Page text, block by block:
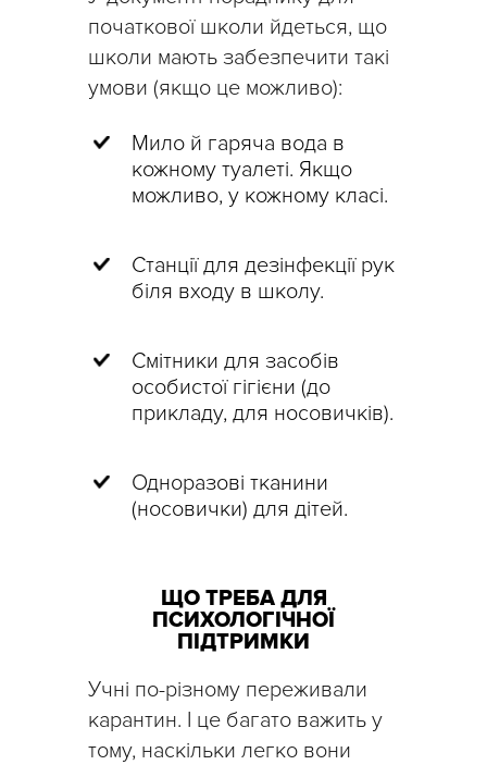
початкової школи йдеться, що
школи мають забезпечити такі
умови (якщо це можливо):
Мило й гаряча вода в
кожному туалеті. Якщо
можливо, у кожному класі.
Станції для дезінфекції рук
біля входу в школу.
Смітники для засобів
особистої гігієни (до
прикладу, для носовичків).
Одноразові тканини
(носовички) для дітей.
ЩО ТРЕБА ДЛЯ
ПСИХОЛОГІЧНОЇ
ПІДТРИМКИ
Учні по-різному переживали
карантин. І це багато важить у
тому, наскільки легко вони